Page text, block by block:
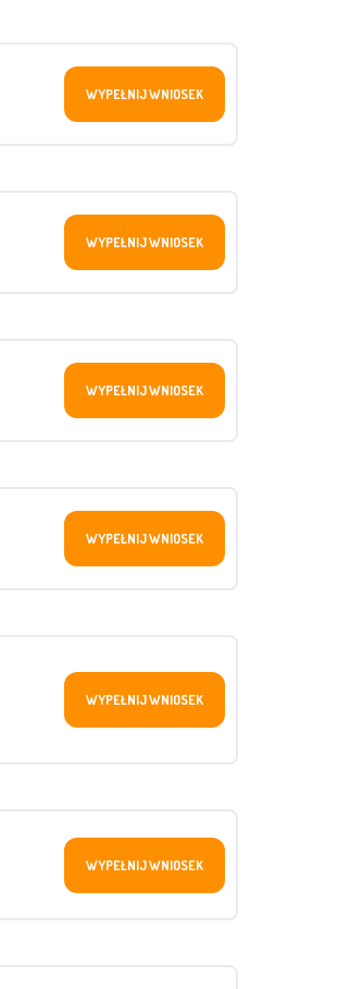
WYPEŁNIJ WNIOSEK
WYPEŁNIJ WNIOSEK
WYPEŁNIJ WNIOSEK
WYPEŁNIJ WNIOSEK
WYPEŁNIJ WNIOSEK
WYPEŁNIJ WNIOSEK